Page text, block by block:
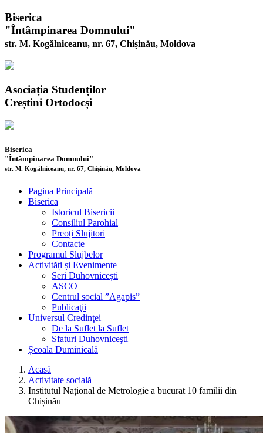
Biserica
"Întâmpinarea Domnului"
str. M. Kogălniceanu, nr. 67, Chișinău, Moldova
Asociația Studenților
Creștini Ortodocși
Biserica
"Întâmpinarea Domnului"
str. M. Kogălniceanu, nr. 67, Chișinău, Moldova
Pagina Principală
Biserica
Istoricul Bisericii
Consiliul Parohial
Preoți Slujitori
Contacte
Programul Slujbelor
Activități și Evenimente
Seri Duhovnicești
ASCO
Centrul social ”Agapis”
Publicaţii
Universul Credinţei
De la Suflet la Suflet
Sfaturi Duhovniceşti
Școala Duminicală
Acasă
Activitate socială
Institutul Național de Metrologie a bucurat 10 familii din
Chișinău